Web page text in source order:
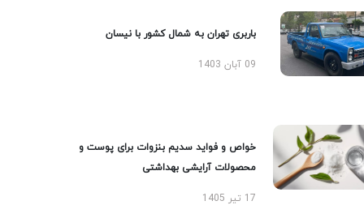
باربری تهران به شمال کشور با نیسان
09 آبان 1403
خواص و فواید سدیم بنزوات برای پوست و
محصولات آرایشی بهداشتی
17 تیر 1405